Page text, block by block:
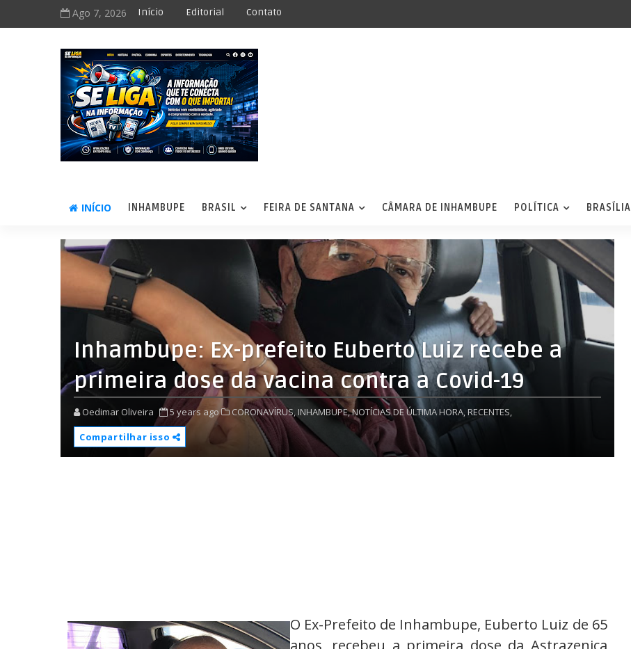
Ago 7, 2026 Início Editorial Contato
INÍCIO INHAMBUPE BRASIL FEIRA DE SANTANA CÂMARA DE INHAMBUPE POLÍTICA BRASÍLIA
Inhambupe: Ex-prefeito Euberto Luiz recebe a
primeira dose da vacina contra a Covid-19
Oedimar Oliveira 5 years ago CORONAVÍRUS,INHAMBUPE,NOTÍCIAS DE ÚLTIMA HORA,RECENTES,
Compartilhar isso
O Ex-Prefeito de Inhambupe, Euberto Luiz de 65
anos, recebeu a primeira dose da Astrazenica